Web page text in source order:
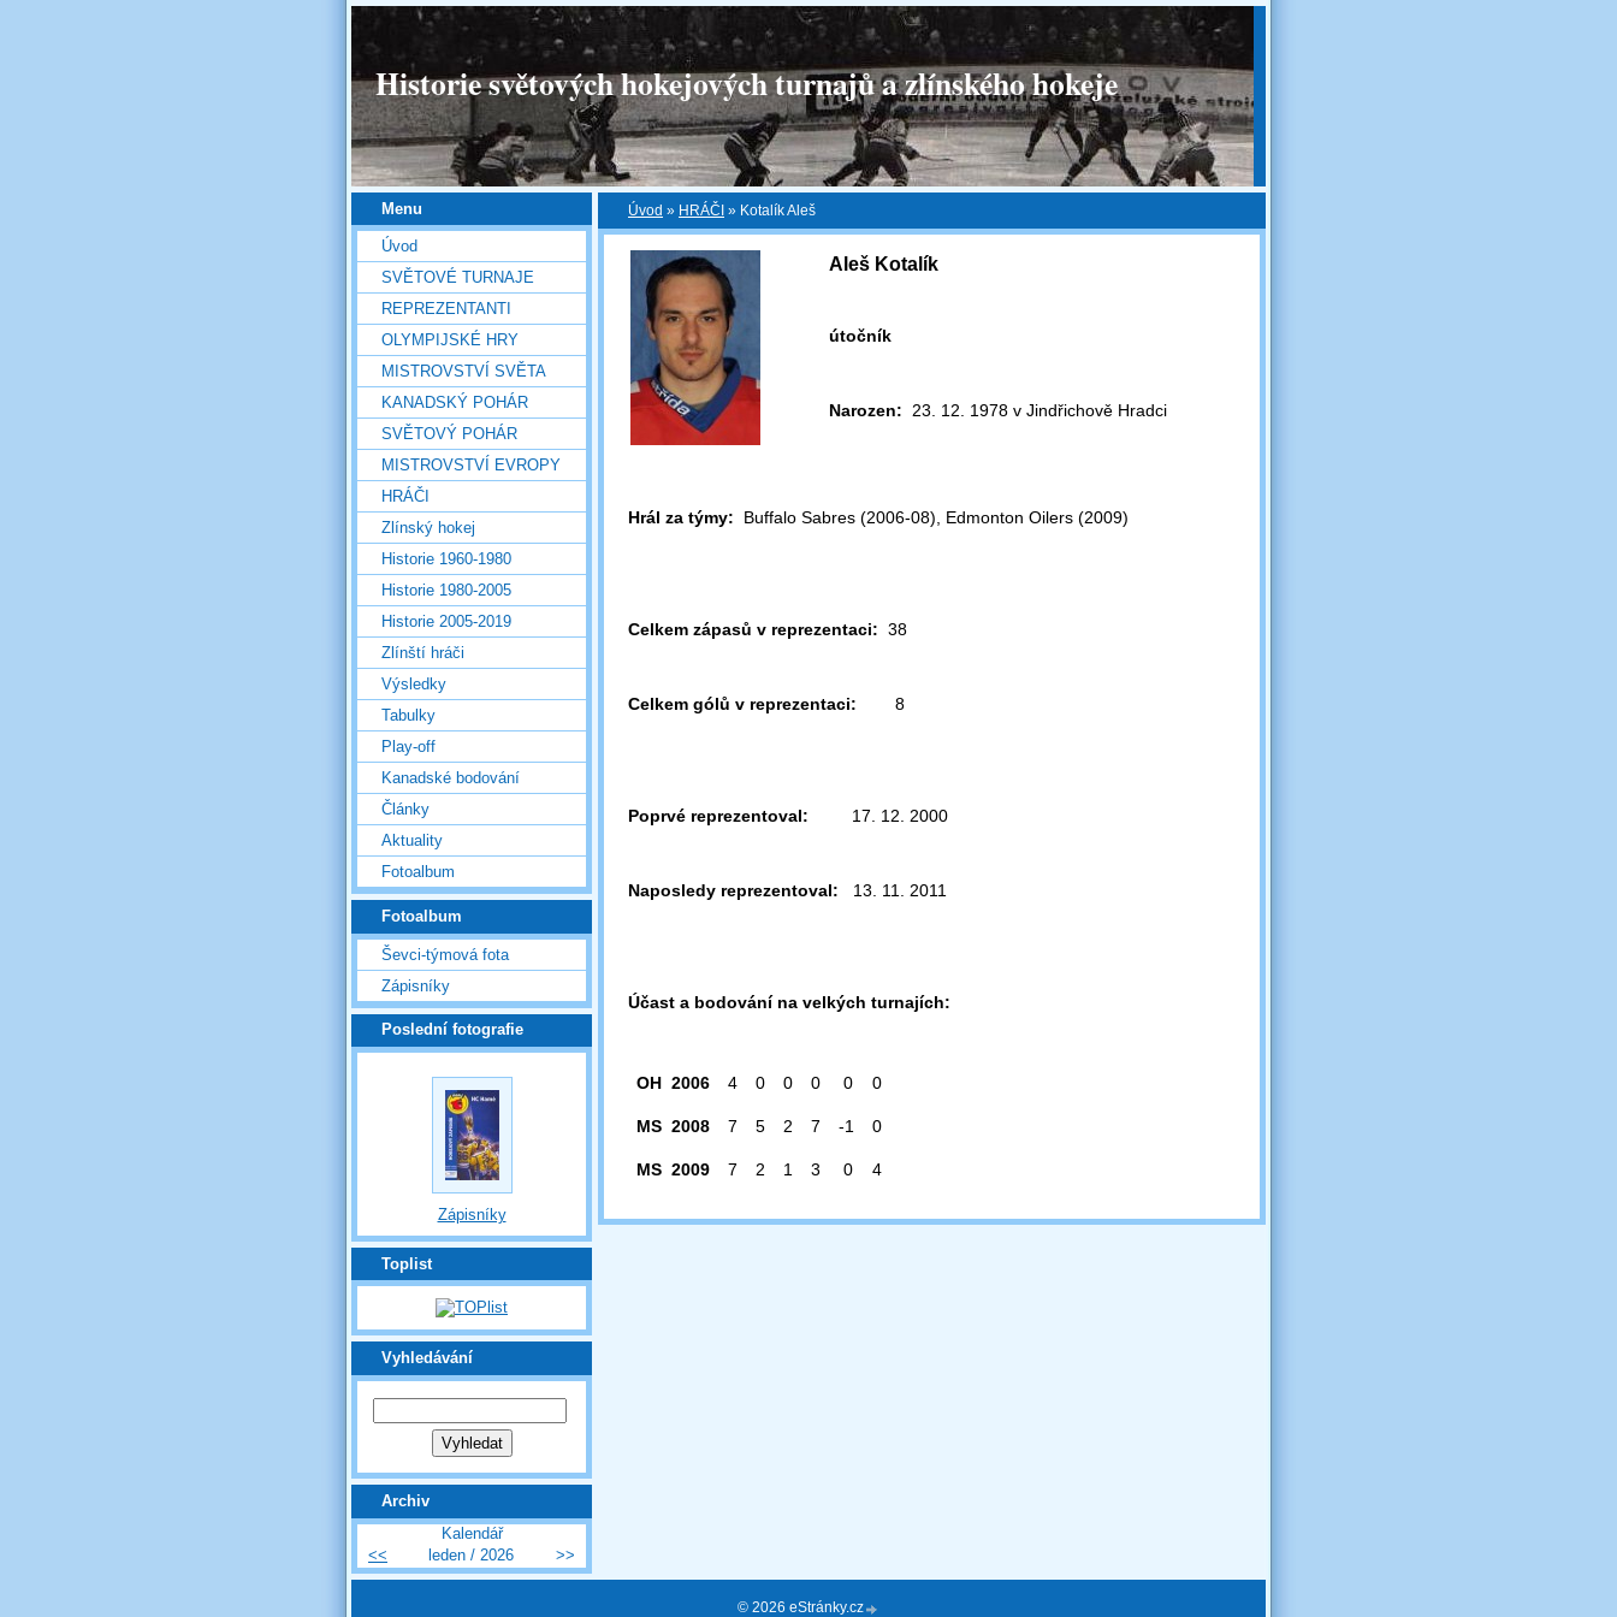
Historie světových hokejových turnajů a zlínského hokeje
Úvod » HRÁČI » Kotalík Aleš
Aleš Kotalík
útočník
Narozen: 23. 12. 1978 v Jindřichově Hradci
Hrál za týmy: Buffalo Sabres (2006-08), Edmonton Oilers (2009)
Celkem zápasů v reprezentaci: 38
Celkem gólů v reprezentaci: 8
Poprvé reprezentoval: 17. 12. 2000
Naposledy reprezentoval: 13. 11. 2011
Účast a bodování na velkých turnajích:
OH 2006 4 0 0 0 0 0
MS 2008 7 5 2 7 -1 0
MS 2009 7 2 1 3 0 4
Menu
Úvod
SVĚTOVÉ TURNAJE
REPREZENTANTI
OLYMPIJSKÉ HRY
MISTROVSTVÍ SVĚTA
KANADSKÝ POHÁR
SVĚTOVÝ POHÁR
MISTROVSTVÍ EVROPY
HRÁČI
Zlínský hokej
Historie 1960-1980
Historie 1980-2005
Historie 2005-2019
Zlínští hráči
Výsledky
Tabulky
Play-off
Kanadské bodování
Články
Aktuality
Fotoalbum
Fotoalbum
Ševci-týmová fota
Zápisníky
Poslední fotografie
Zápisníky
Toplist
Vyhledávání
Archiv
Kalendář
<<
leden / 2026 >>
© 2026 eStránky.cz